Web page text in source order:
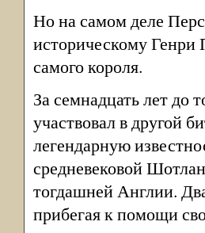
Но на самом деле
историческому Генри
самого короля.
За семнадцать лет
участвовал в другой
легендарную
средневековой
тогдашней Англии.
прибегая к помощи